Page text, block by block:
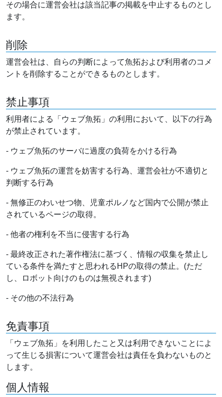
その場合に運営会社は該当記事の掲載を中止するものとし
ます。
削除
運営会社は、自らの判断によって魚拓および利用者のコメ
ントを削除することができるものとします。
禁止事項
利用者による「ウェブ魚拓」の利用において、以下の行為
が禁止されています。
- ウェブ魚拓のサーバに過度の負荷をかける行為
- ウェブ魚拓の運営を妨害する行為、運営会社が不適切と
判断する行為
- 無修正のわいせつ物、児童ポルノなど国内で公開が禁止
されているページの取得。
- 他者の権利を不当に侵害する行為
- 最終改正された著作権法に基づく、情報の収集を禁止し
ている条件を満たすと思われるHPの取得の禁止。(ただ
し、ロボット向けのものは無視されます)
- その他の不法行為
免責事項
「ウェブ魚拓」を利用したこと又は利用できないことによ
って生じる損害について運営会社は責任を負わないものと
します。
個人情報